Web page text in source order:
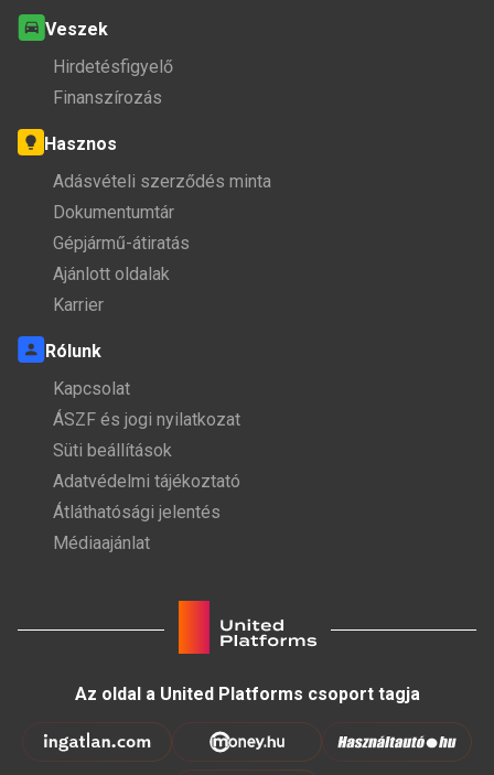
Veszek
Hirdetésfigyelő
Finanszírozás
Hasznos
Adásvételi szerződés minta
Dokumentumtár
Gépjármű-átiratás
Ajánlott oldalak
Karrier
Rólunk
Kapcsolat
ÁSZF és jogi nyilatkozat
Süti beállítások
Adatvédelmi tájékoztató
Átláthatósági jelentés
Médiaajánlat
Az oldal a United Platforms csoport tagja